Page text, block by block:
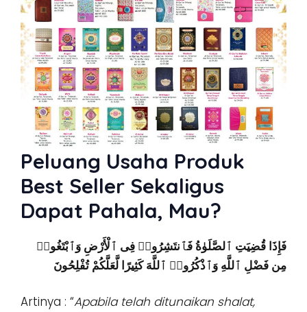
Peluang Usaha Produk
Best Seller Sekaligus
Dapat Pahala, Mau?
فَإِذَا قُضِيَتِ ٱلصَّلَوٰةُ فَٱنتَشِرُوا۟ فِى ٱلْأَرْضِ وَٱبْتَغُوا۟
مِن فَضْلِ ٱللَّهِ وَٱذْكُرُوا۟ ٱللَّهَ كَثِيرًا لَّعَلَّكُمْ تُفْلِحُونَ
Artinya : “Apabila telah ditunaikan shalat,